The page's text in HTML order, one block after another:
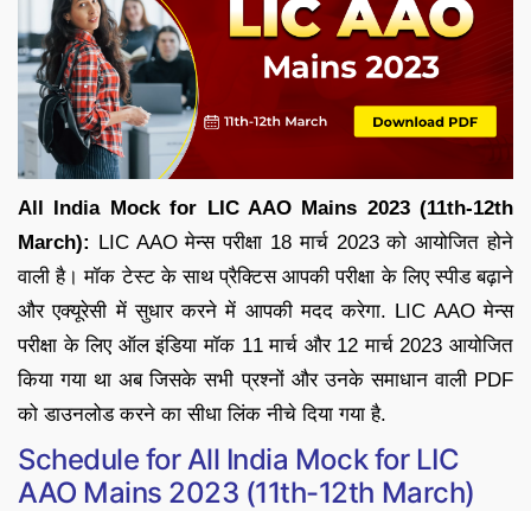
All India Mock for LIC AAO Mains 2023 (11th-12th
March): LIC AAO मेन्स परीक्षा 18 मार्च 2023 को आयोजित होने
वाली है। मॉक टेस्ट के साथ प्रैक्टिस आपकी परीक्षा के लिए स्पीड बढ़ाने
और एक्यूरेसी में सुधार करने में आपकी मदद करेगा. LIC AAO मेन्स
परीक्षा के लिए ऑल इंडिया मॉक 11 मार्च और 12 मार्च 2023 आयोजित
किया गया था अब जिसके सभी प्रश्नों और उनके समाधान वाली PDF
को डाउनलोड करने का सीधा लिंक नीचे दिया गया है.
Schedule for All India Mock for LIC
AAO Mains 2023 (11th-12th March)